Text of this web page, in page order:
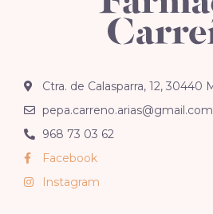
Ctra. de Calasparra, 12, 30440
pepa.carreno.arias@gmail.com
968 73 03 62
Facebook
Instagram